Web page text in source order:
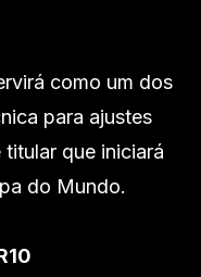
como um dos
para ajustes
que iniciará
do Mundo.